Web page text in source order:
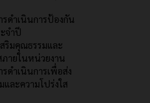
รดำเนินการป้องกัน
จำปี
สริมคุณธรรมและ
ภายในหน่วยงาน
รดำเนินการเพื่อส่ง
และความโปร่งใส